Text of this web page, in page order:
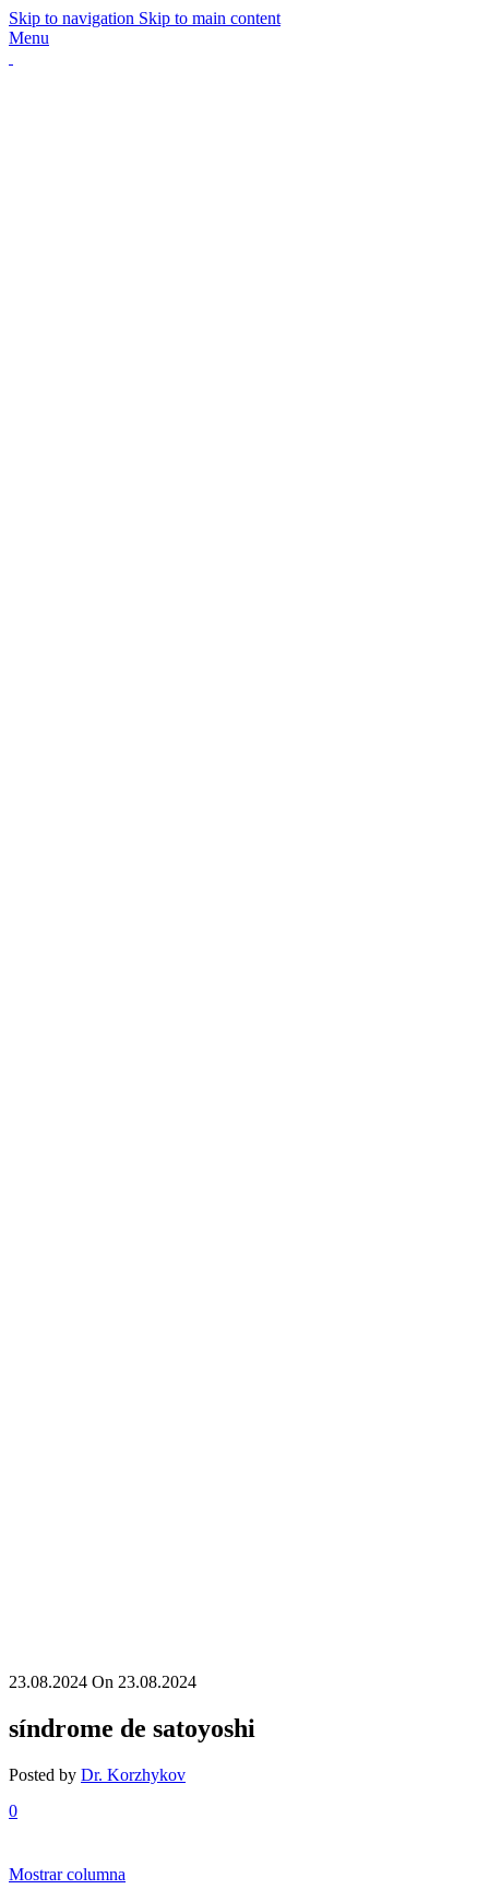
Skip to navigation Skip to main content
Menu
23.08.2024 On 23.08.2024
síndrome de satoyoshi
Posted by Dr. Korzhykov
0
Mostrar columna